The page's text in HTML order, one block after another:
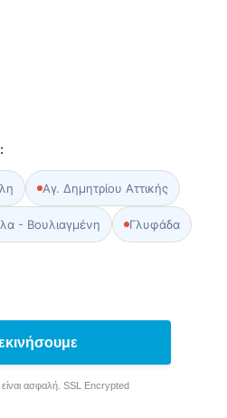
Αγ. Δημητρίου Αττικής
- Βουλιαγμένη Γλυφάδα
είναι ασφαλή. SSL Encrypted